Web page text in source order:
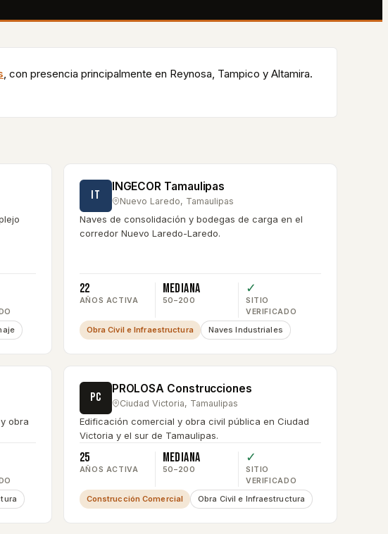
, con presencia principalmente en Reynosa, Tampico y Altamira.
IT
INGECOR Tamaulipas
Nuevo Laredo, Tamaulipas
Naves de consolidación y bodegas de carga en el
corredor Nuevo Laredo-Laredo.
22
AÑOS ACTIVA
Mediana
50–200
✓
SITIO
VERIFICADO
Obra Civil e Infraestructura Naves Industriales
obra
PC
PROLOSA Construcciones
Ciudad Victoria, Tamaulipas
Edificación comercial y obra civil pública en Ciudad
Victoria y el sur de Tamaulipas.
25
AÑOS ACTIVA
Mediana
50–200
✓
SITIO
VERIFICADO
Construcción Comercial Obra Civil e Infraestructura